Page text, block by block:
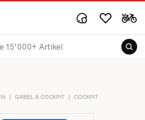
| GABEL & COCKPIT | COCKPIT